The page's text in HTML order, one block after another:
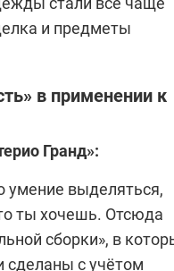
и предметы
в применении к
Гранд»:
умение выделяться,
ты хочешь. Отсюда
сборки», в
сделаны с учётом